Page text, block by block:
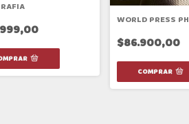
WORLD PRESS
$86.900,00